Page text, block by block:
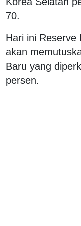
70.
Hari ini Reserve
akan
Baru yang
persen.